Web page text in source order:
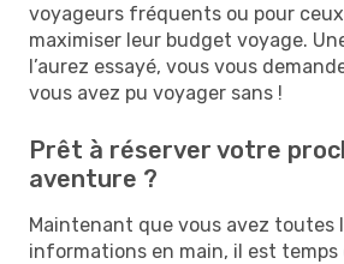
voyageurs fréquents ou pour
maximiser leur budget voyage.
l’aurez essayé, vous vous
vous avez pu voyager sans !
Prêt à réserver votre
aventure ?
Maintenant que vous avez toutes
informations en main, il est